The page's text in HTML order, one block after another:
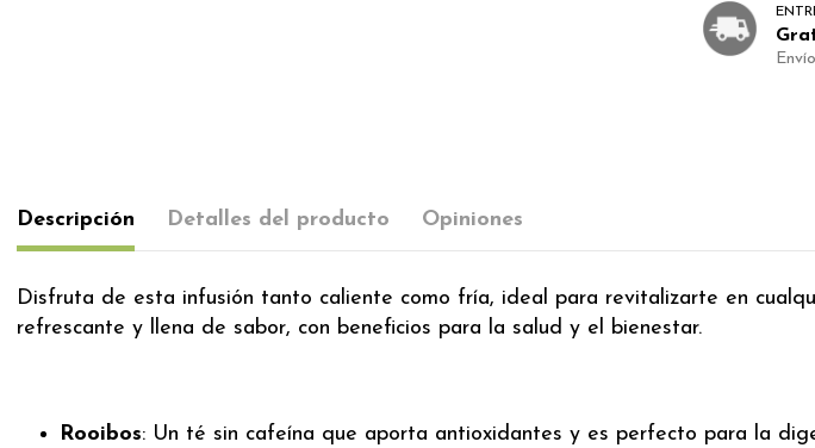
Descripción Detalles del producto Opiniones
Disfruta de esta infusión tanto caliente como fría, ideal para revitalizarte en
refrescante y llena de sabor, con beneficios para la salud y el bienestar.
Rooibos: Un té sin cafeína que aporta antioxidantes y es perfecto para la